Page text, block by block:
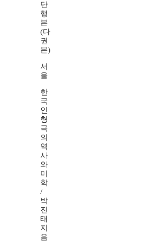
단
행
본
(다
권
본)
서
울
한
국
인
형
극
의
역
사
와
미
학
/
박
진
태
지
음